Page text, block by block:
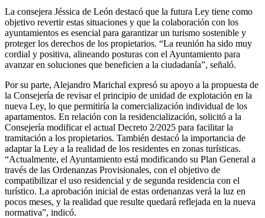
La consejera Jéssica de León destacó que la futura Ley tiene como
objetivo revertir estas situaciones y que la colaboración con los
ayuntamientos es esencial para garantizar un turismo sostenible y
proteger los derechos de los propietarios. “La reunión ha sido muy
cordial y positiva, alineando posturas con el Ayuntamiento para
avanzar en soluciones que beneficien a la ciudadanía”, señaló.
Por su parte, Alejandro Marichal expresó su apoyo a la propuesta de
la Consejería de revisar el principio de unidad de explotación en la
nueva Ley, lo que permitiría la comercialización individual de los
apartamentos. En relación con la residencialización, solicitó a la
Consejería modificar el actual Decreto 2/2025 para facilitar la
tramitación a los propietarios. También destacó la importancia de
adaptar la Ley a la realidad de los residentes en zonas turísticas.
“Actualmente, el Ayuntamiento está modificando su Plan General a
través de las Ordenanzas Provisionales, con el objetivo de
compatibilizar el uso residencial y de segunda residencia con el
turístico. La aprobación inicial de estas ordenanzas verá la luz en
pocos meses, y la realidad que resulte quedará reflejada en la nueva
normativa”, indicó.